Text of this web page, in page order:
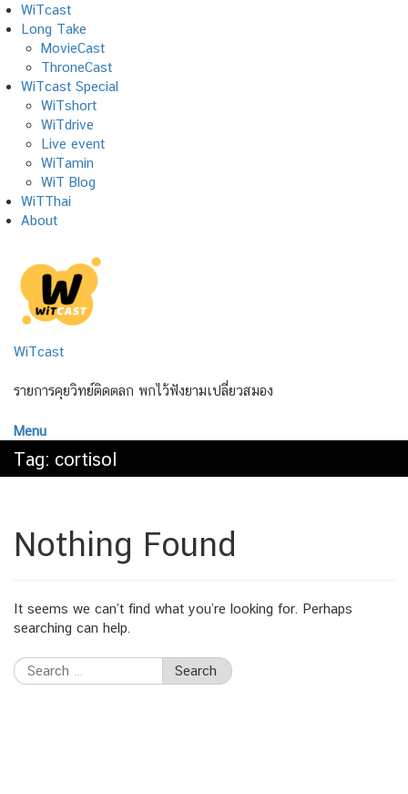
Skip
to
content
WiTcast
Long Take
MovieCast
ThroneCast
WiTcast Special
WiTshort
WiTdrive
Live event
WiTamin
WiT Blog
WiTThai
About
WiTcast
รายการคุยวิทย์ติดตลก พกไว้ฟังยามเปลี่ยวสมอง
Menu
Tag: cortisol
Nothing Found
It seems we can’t find what you’re looking for. Perhaps
searching can help.
Search
for: